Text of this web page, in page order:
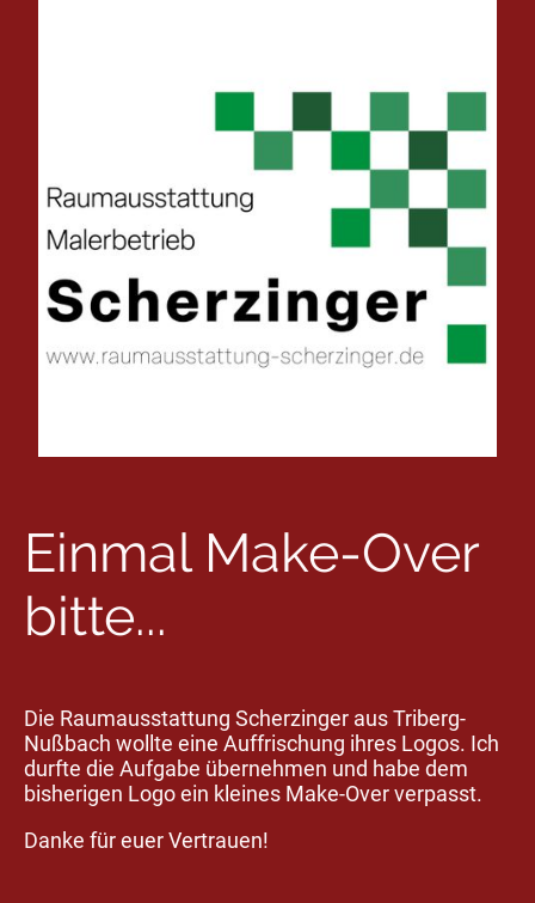
Einmal Make-Over
bitte...
Die Raumausstattung Scherzinger aus Triberg-
Nußbach wollte eine Auffrischung ihres Logos. Ich
durfte die Aufgabe übernehmen und habe dem
bisherigen Logo ein kleines Make-Over verpasst.
Danke für euer Vertrauen!